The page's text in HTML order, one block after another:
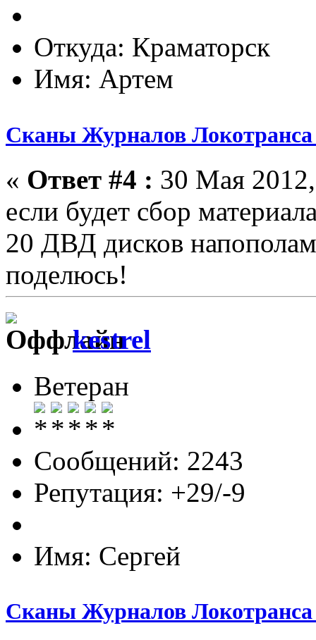
Откуда: Краматорск
Имя: Артем
Сканы Журналов Локотранса
« Ответ #4 : 30 Мая
если будет сбор
20 ДВД дисков
поделюсь!
kestrel
Ветеран
Сообщений: 2243
Репутация: +29/-9
Имя: Сергей
Сканы Журналов Локотранса